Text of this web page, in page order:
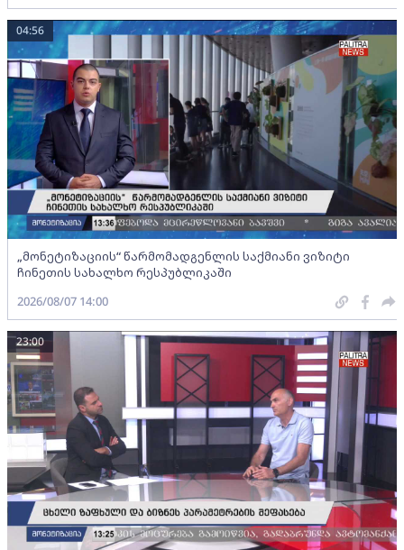
„მონეტიზაციის“ წარმომადგენლის საქმიანი ვიზიტი
ჩინეთის სახალხო რესპუბლიკაში
04:56
2026/08/07 14:00
23:00